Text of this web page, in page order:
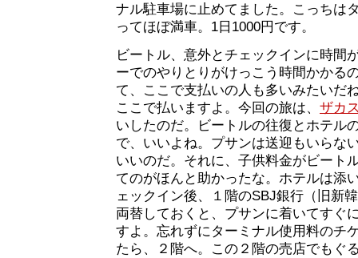
ナル駐車場に止めてました。こっちは
ってほぼ満車。1日1000円です。
ビートル、意外とチェックインに時間
ーでのやりとりがけっこう時間かかる
て、ここで支払いの人も多いみたいだ
ここで払いますよ。今回の旅は、 ザカ
いしたのだ。ビートルの往復とホテル
で、いいよね。プサンは送迎もいらな
いいのだ。それに、子供料金がビート
てのがほんと助かったな。ホテルは添
ェックイン後、１階のSBJ銀行（旧新
両替しておくと、プサンに着いてすぐ
すよ。忘れずにターミナル使用料のチ
たら、２階へ。この２階の売店でもぐ